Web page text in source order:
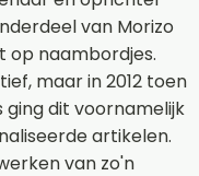
van Morizo
op naambordjes.
maar in 2012 toen
dit voornamelijk
artikelen.
van zo'n